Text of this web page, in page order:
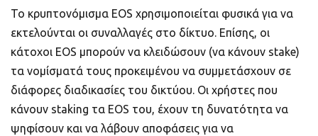
Το κρυπτονόμισμα EOS χρησιμοποιείται φυσικά για να
εκτελούνται οι συναλλαγές στο δίκτυο. Επίσης, οι
κάτοχοι EOS μπορούν να κλειδώσουν (να κάνουν stake)
τα νομίσματά τους προκειμένου να συμμετάσχουν σε
διάφορες διαδικασίες του δικτύου. Οι χρήστες που
κάνουν staking τα EOS του, έχουν τη δυνατότητα να
ψηφίσουν και να λάβουν αποφάσεις για να